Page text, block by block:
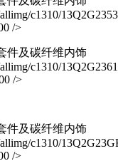
c1310/
/>
件及碳纤维内饰
c1310/
/>
件及碳纤维内饰
c1310/
/>